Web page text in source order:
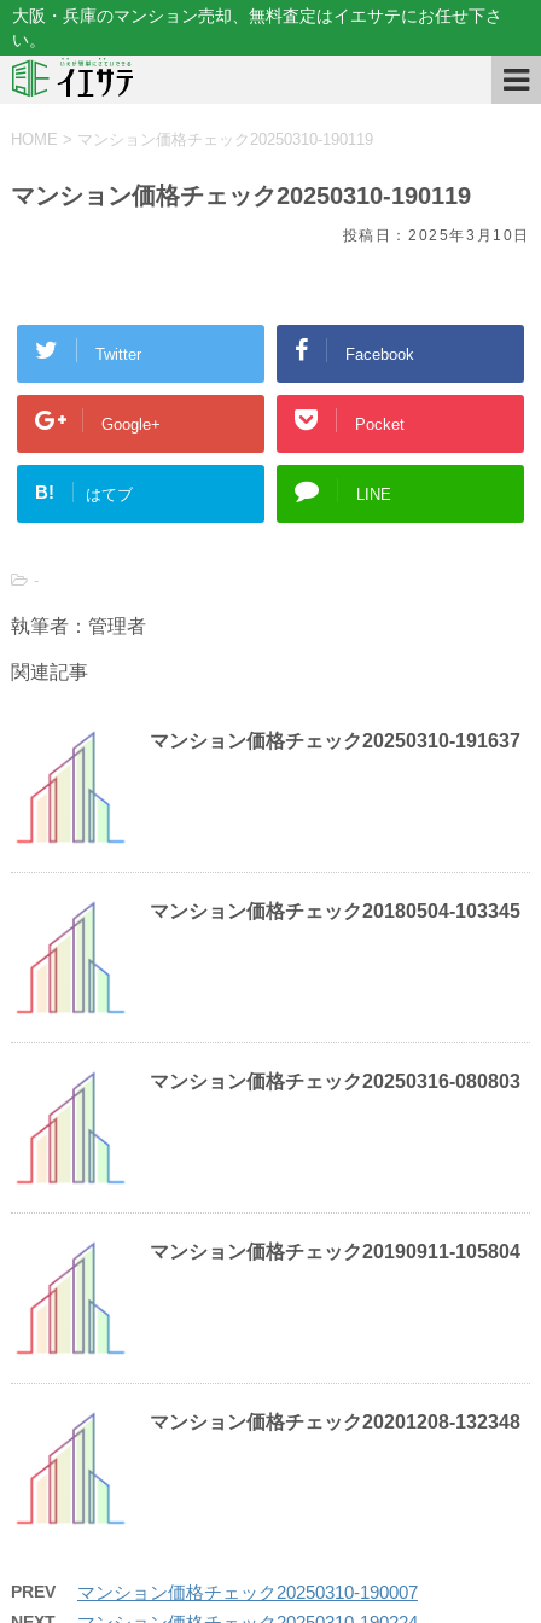
大阪・兵庫のマンション売却、無料査定はイエサテにお任せ下さ
い。
HOME > マンション価格チェック20250310-190119
マンション価格チェック20250310-190119
投稿日：2025年3月10日
Twitter Facebook
Google+ Pocket
B! はてブ LINE
-
執筆者：管理者
関連記事
マンション価格チェック20250310-191637
マンション価格チェック20180504-103345
マンション価格チェック20250316-080803
マンション価格チェック20190911-105804
マンション価格チェック20201208-132348
PREV マンション価格チェック20250310-190007